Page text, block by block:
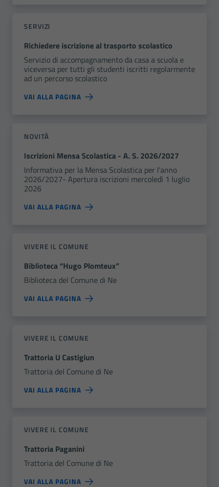
SERVIZI
Richiedere iscrizione al trasporto scolastico
Servizio di accompagnamento da casa a scuola e
viceversa per tutti gli studenti iscritti regolarmente
ad un percorso scolastico
VAI ALLA PAGINA
NOVITÀ
Iscrizioni Mensa Scolastica - A. S. 2026/2027
Informativa per la Mensa Scolastica per l'anno
2026/2027- Apertura iscrizioni mercoledì 1 luglio
2026
VAI ALLA PAGINA
VIVERE IL COMUNE
Biblioteca “Hugo Plomteux”
Biblioteca del Comune di Ne
VAI ALLA PAGINA
VIVERE IL COMUNE
Trattoria U Castigiun
Trattoria del Comune di Ne
VAI ALLA PAGINA
VIVERE IL COMUNE
Trattoria Paganini
Trattoria del Comune di Ne
VAI ALLA PAGINA